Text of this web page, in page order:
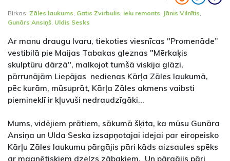
Birkas: Zāles laukums, Gatis Zvirbulis, ielu remonts, Jānis Vilnītis,
Gunārs Ansiņš, Uldis Sesks
Ar manu draugu Ivaru, tiekoties viesnīcas "Promenāde”
vestibilā pie Maijas Tabakas gleznas "Mērkaķis
skulptūru dārzā", malkojot tumšā viskija glāzi,
pārrunājām Liepājas nedienas Kārļa Zāles laukumā,
pēc kurām, mūsuprāt, Kārļa Zāles akmens vaibsti
piemineklī ir kļuvuši nedraudzīgāki...
Mums, vidējiem prātiem, sākumā šķita, ka mūsu Gunāra
Ansiņa un Ulda Seska izsapņotajai idejai par eiropeisko
Kārļu Zāles laukumu pārgājis pāri kāds aizsaules spēks
ar magnētiskiem dzelzs zābakiem. Un pārgājis pāri